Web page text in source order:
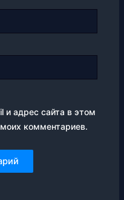
и адрес сайта в этом
комментариев.